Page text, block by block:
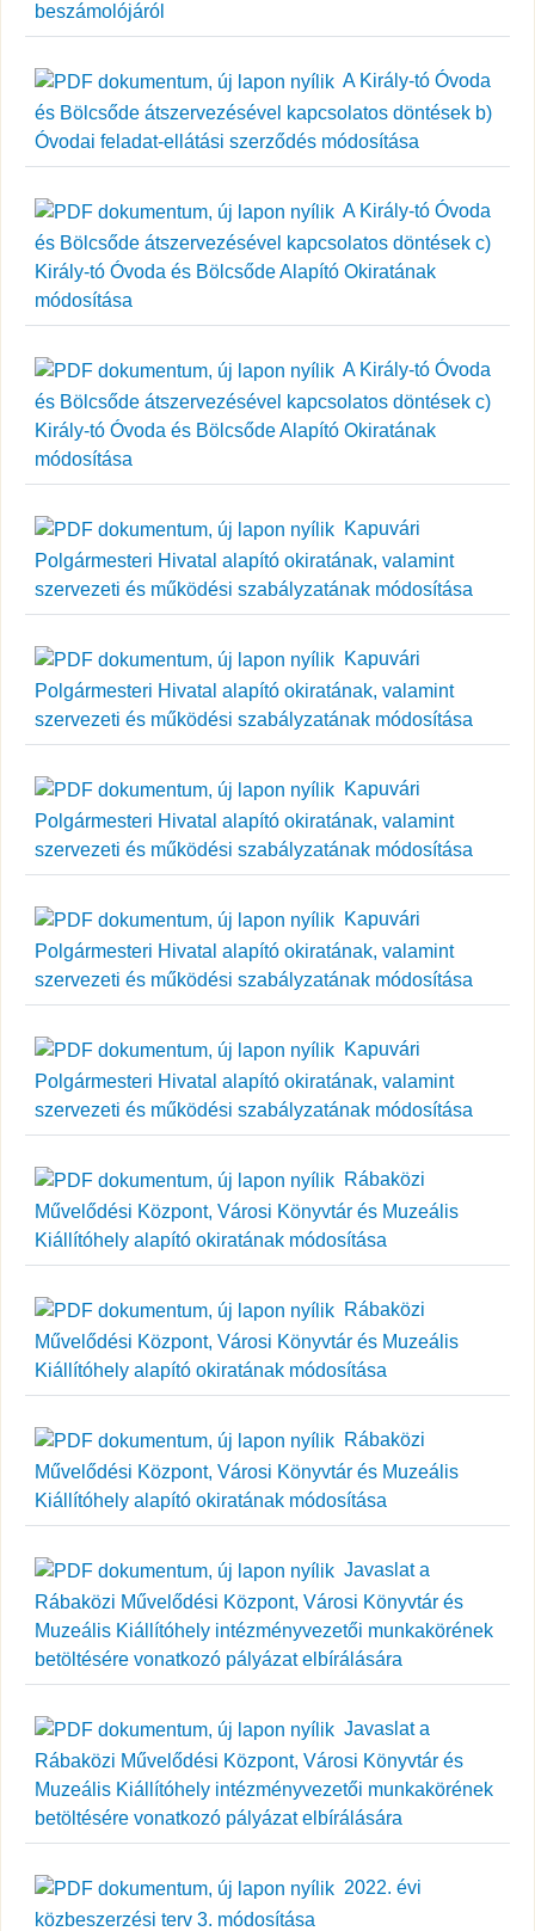
beszámolójáról
A Király-tó Óvoda
és Bölcsőde átszervezésével kapcsolatos döntések b)
Óvodai feladat-ellátási szerződés módosítása
A Király-tó Óvoda
és Bölcsőde átszervezésével kapcsolatos döntések c)
Király-tó Óvoda és Bölcsőde Alapító Okiratának
módosítása
A Király-tó Óvoda
és Bölcsőde átszervezésével kapcsolatos döntések c)
Király-tó Óvoda és Bölcsőde Alapító Okiratának
módosítása
Kapuvári
Polgármesteri Hivatal alapító okiratának, valamint
szervezeti és működési szabályzatának módosítása
Kapuvári
Polgármesteri Hivatal alapító okiratának, valamint
szervezeti és működési szabályzatának módosítása
Kapuvári
Polgármesteri Hivatal alapító okiratának, valamint
szervezeti és működési szabályzatának módosítása
Kapuvári
Polgármesteri Hivatal alapító okiratának, valamint
szervezeti és működési szabályzatának módosítása
Kapuvári
Polgármesteri Hivatal alapító okiratának, valamint
szervezeti és működési szabályzatának módosítása
Rábaközi
Művelődési Központ, Városi Könyvtár és Muzeális
Kiállítóhely alapító okiratának módosítása
Rábaközi
Művelődési Központ, Városi Könyvtár és Muzeális
Kiállítóhely alapító okiratának módosítása
Rábaközi
Művelődési Központ, Városi Könyvtár és Muzeális
Kiállítóhely alapító okiratának módosítása
Javaslat a
Rábaközi Művelődési Központ, Városi Könyvtár és
Muzeális Kiállítóhely intézményvezetői munkakörének
betöltésére vonatkozó pályázat elbírálására
Javaslat a
Rábaközi Művelődési Központ, Városi Könyvtár és
Muzeális Kiállítóhely intézményvezetői munkakörének
betöltésére vonatkozó pályázat elbírálására
2022. évi
közbeszerzési terv 3. módosítása